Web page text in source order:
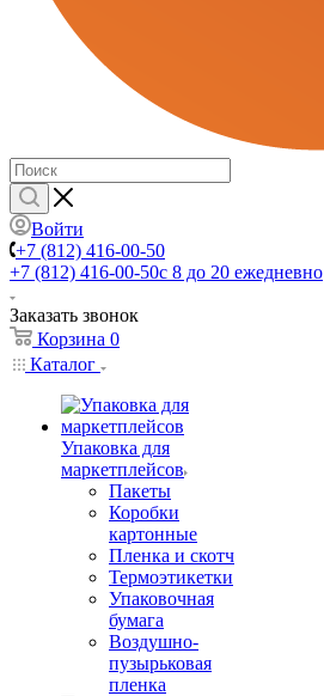
Войти
+7 (812) 416-00-50
+7 (812) 416-00-50с 8 до 20 ежедневно
Заказать звонок
Корзина 0
Каталог
Упаковка для
маркетплейсов
Пакеты
Коробки
картонные
Пленка и скотч
Термоэтикетки
Упаковочная
бумага
Воздушно-
пузырьковая
пленка